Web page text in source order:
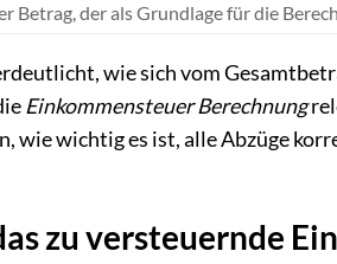
Betrag, der als Grundlage für die
wie sich vom
Einkommensteuer Berechnung
wie wichtig es ist, alle Abzüge
zu versteuernde